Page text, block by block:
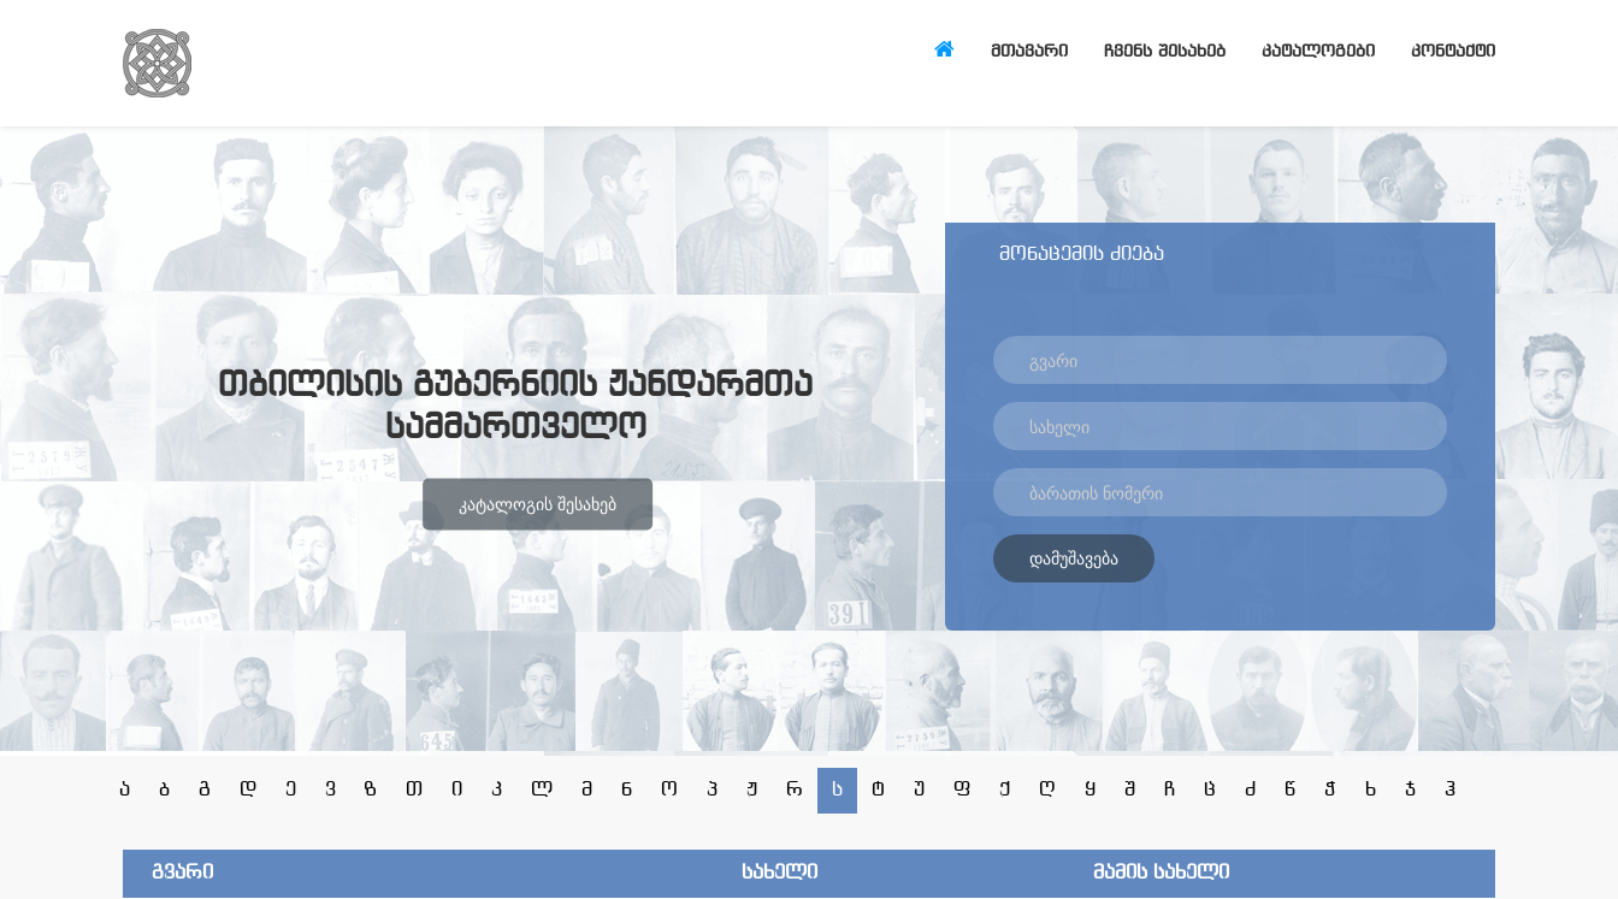
ᲛᲗᲐᲕᲐᲠᲘ ᲩᲕᲔᲜᲡ ᲨᲔᲡᲐᲮᲔᲑ ᲙᲐᲢᲐᲚᲝᲒᲔᲑᲘ ᲙᲝᲜᲢᲐᲥᲢᲘ
თბილისის გუბერნიის ჟანდარმთა
სამმართველო
ᲙᲐᲢᲐᲚᲝᲒᲘᲡ ᲨᲔᲡᲐᲮᲔᲑ
მონაცემის ძიება
დამუშავება
ა ბ გ დ ე ვ ზ თ ი კ ლ მ ნ ო პ ჟ რ ს ტ უ ფ ქ ღ ყ შ ჩ ც ძ წ ჭ ხ ჯ ჰ
გვარი სახელი მამის სახელი